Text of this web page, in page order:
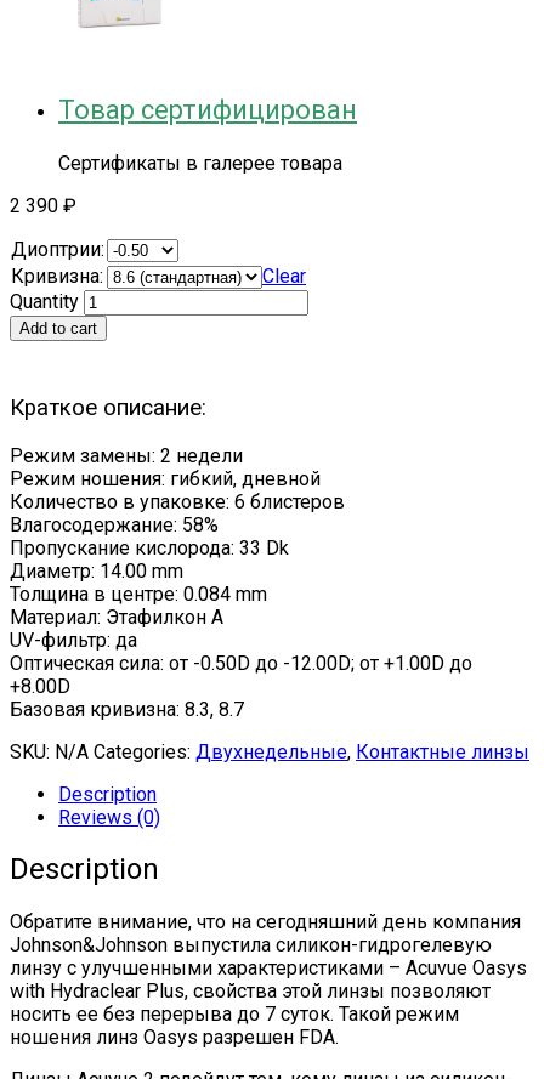
Товар сертифицирован
Сертификаты в галерее товара
2 390 ₽
Диоптрии:
Кривизна:
Clear
Quantity
Add to cart
Краткое описание:
Режим замены: 2 недели
Режим ношения: гибкий, дневной
Количество в упаковке: 6 блистеров
Влагосодержание: 58%
Пропускание кислорода: 33 Dk
Диаметр: 14.00 mm
Толщина в центре: 0.084 mm
Материал: Этафилкон А
UV-фильтр: да
Оптическая сила: от -0.50D до -12.00D; от +1.00D до
+8.00D
Базовая кривизна: 8.3, 8.7
SKU: N/A Categories: Двухнедельные, Контактные линзы
Description
Reviews (0)
Description
Обратите внимание, что на сегодняшний день компания
Johnson&Johnson выпустила силикон-гидрогелевую
линзу с улучшенными характеристиками – Acuvue Oasys
with Hydraclear Plus, свойства этой линзы позволяют
носить ее без перерыва до 7 суток. Такой режим
ношения линз Oasys разрешен FDA.